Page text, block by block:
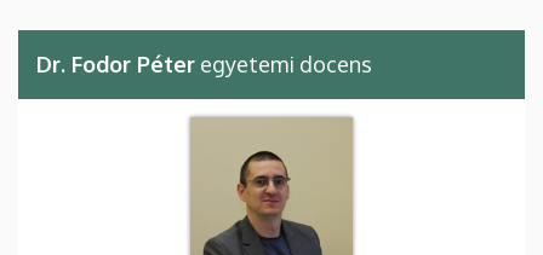
Dr. Fodor Péter egyetemi docens